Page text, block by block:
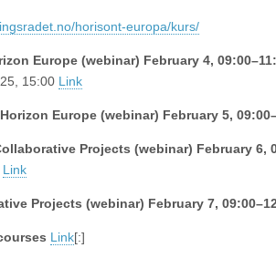
horisont-europa/kurs/
Europe (webinar) February 4,
15:00 Link
Europe (webinar) February 5,
Projects (webinar) February 6,
Link
Projects (webinar) February 7,
Link[:]